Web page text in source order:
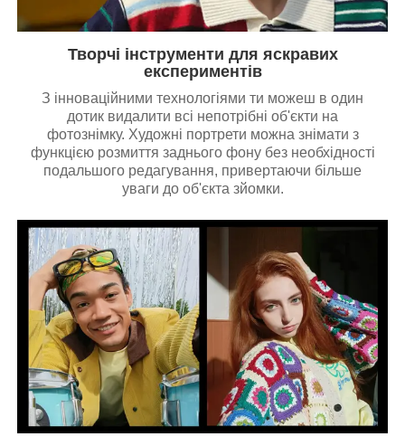
Творчі інструменти для яскравих
експериментів
З інноваційними технологіями ти можеш в один
дотик видалити всі непотрібні об'єкти на
фотознімку. Художні портрети можна знімати з
функцією розмиття заднього фону без необхідності
подальшого редагування, привертаючи більше
уваги до об'єкта зйомки.